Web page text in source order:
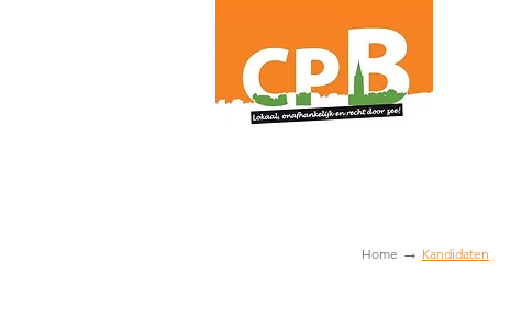
Home → Kandidaten